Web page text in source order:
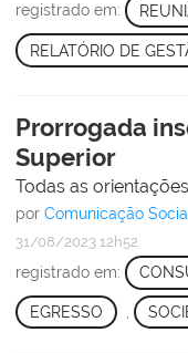
registrado em:
RELATÓRIO DE
Prorrogada
Superior
Todas as
por Comunicação
31/08/2023 12h52
registrado em:
EGRESSO